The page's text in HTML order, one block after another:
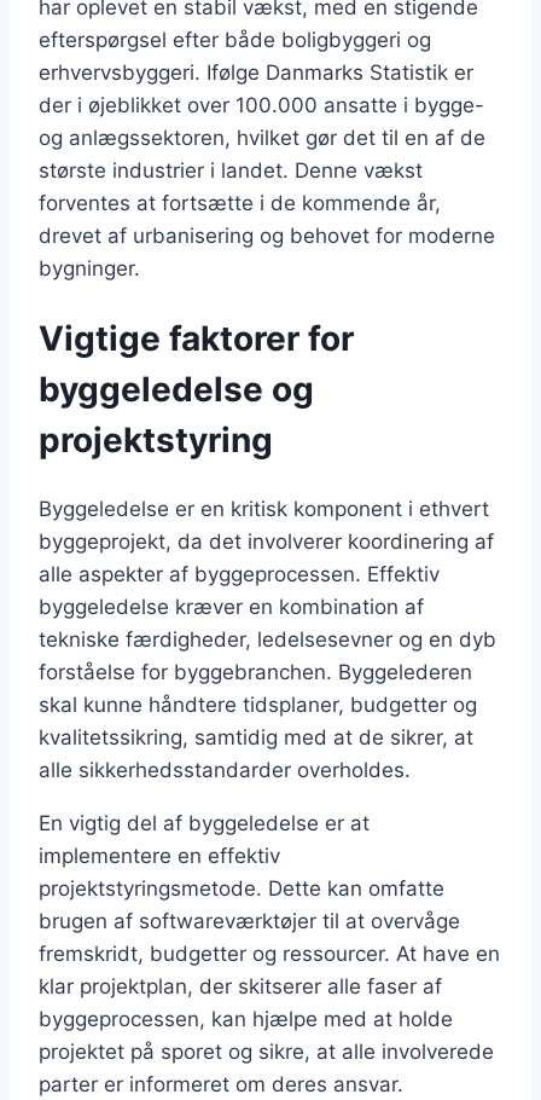
har oplevet en stabil vækst, med en stigende
efterspørgsel efter både boligbyggeri og
erhvervsbyggeri. Ifølge Danmarks Statistik er
der i øjeblikket over 100.000 ansatte i bygge-
og anlægssektoren, hvilket gør det til en af de
største industrier i landet. Denne vækst
forventes at fortsætte i de kommende år,
drevet af urbanisering og behovet for moderne
bygninger.
Vigtige faktorer for
byggeledelse og
projektstyring
Byggeledelse er en kritisk komponent i ethvert
byggeprojekt, da det involverer koordinering af
alle aspekter af byggeprocessen. Effektiv
byggeledelse kræver en kombination af
tekniske færdigheder, ledelsesevner og en dyb
forståelse for byggebranchen. Byggelederen
skal kunne håndtere tidsplaner, budgetter og
kvalitetssikring, samtidig med at de sikrer, at
alle sikkerhedsstandarder overholdes.
En vigtig del af byggeledelse er at
implementere en effektiv
projektstyringsmetode. Dette kan omfatte
brugen af softwareværktøjer til at overvåge
fremskridt, budgetter og ressourcer. At have en
klar projektplan, der skitserer alle faser af
byggeprocessen, kan hjælpe med at holde
projektet på sporet og sikre, at alle involverede
parter er informeret om deres ansvar.